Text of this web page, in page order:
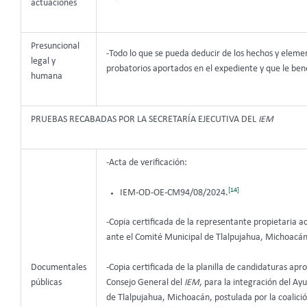
actuaciones
Presuncional
legal y
humana
-Todo lo que se pueda deducir de los hechos y
probatorios aportados en el expediente y que le
PRUEBAS RECABADAS POR LA SECRETARÍA EJECUTIVA DEL IEM
Documentales
públicas
-Acta de verificación:
IEM-OD-OE-CM94/08/2024.[14]
-Copia certificada de la representante propietaria
ante el Comité Municipal de Tlalpujahua,
-Copia certificada de la planilla de candidaturas
Consejo General del IEM, para la integración del
de Tlalpujahua, Michoacán, postulada por la